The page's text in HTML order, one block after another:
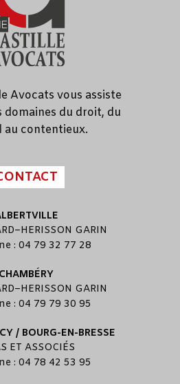
Avocats vous assiste
domaines du droit, du
au contentieux.
–HERISSON GARIN
: 04 79 32 77 28
CHAMBÉRY
–HERISSON GARIN
: 04 79 79 30 95
/ BOURG-EN-BRESSE
ET ASSOCIÉS
: 04 78 42 53 95